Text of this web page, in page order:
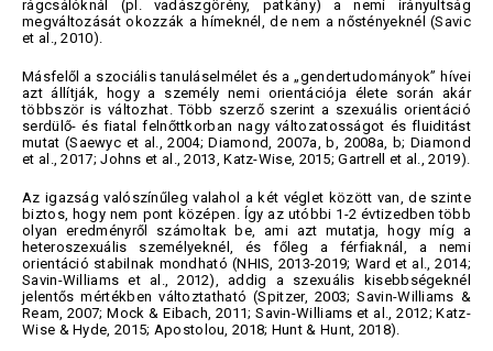
rágcsálóknál (pl. vadászgörény, patkány) a nemi irányultság
megváltozását okozzák a hímeknél, de nem a nőstényeknél (Savic
et al., 2010).
Másfelől a szociális tanuláselmélet és a „gendertudományok” hívei
azt állítják, hogy a személy nemi orientációja élete során akár
többször is változhat. Több szerző szerint a szexuális orientáció
serdülő- és fiatal felnőttkorban nagy változatosságot és fluiditást
mutat (Saewyc et al., 2004; Diamond, 2007a, b, 2008a, b; Diamond
et al., 2017; Johns et al., 2013, Katz-Wise, 2015; Gartrell et al., 2019).
Az igazság valószínűleg valahol a két véglet között van, de szinte
biztos, hogy nem pont középen. Így az utóbbi 1-2 évtizedben több
olyan eredményről számoltak be, ami azt mutatja, hogy míg a
heteroszexuális személyeknél, és főleg a férfiaknál, a nemi
orientáció stabilnak mondható (NHIS, 2013-2019; Ward et al., 2014;
Savin-Williams et al., 2012), addig a szexuális kisebbségeknél
jelentős mértékben változtatható (Spitzer, 2003; Savin-Williams &
Ream, 2007; Mock & Eibach, 2011; Savin-Williams et al., 2012; Katz-
Wise & Hyde, 2015; Apostolou, 2018; Hunt & Hunt, 2018).